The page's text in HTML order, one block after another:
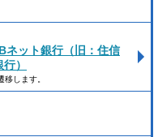
ネット銀行（旧：住信
）
します。